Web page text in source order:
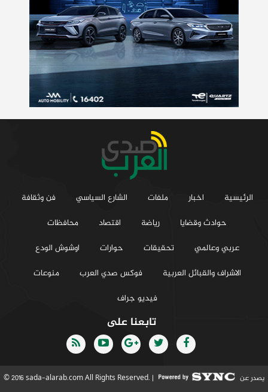
الرئيسية اخبار ملفات الشارع السياسي
فن وثقافة
حوادث وقضايا
رياضة اقتصاد
محافظات
عربي وعالمي
تحقيقات حوارات
اوشوش الودع
الاشراف والقبائل العربية
فوكس صدي العرب
منوعات
فيديو جراف
تابعنا على
© 2016 sada-alarab.com All Rights Reserved. | يصدر عن